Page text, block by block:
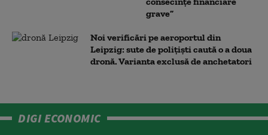
grave”
Noi verificări pe aeroportul din
Leipzig: sute de polițiști caută o a doua
dronă. Varianta exclusă de anchetatori
DIGI ECONOMIC